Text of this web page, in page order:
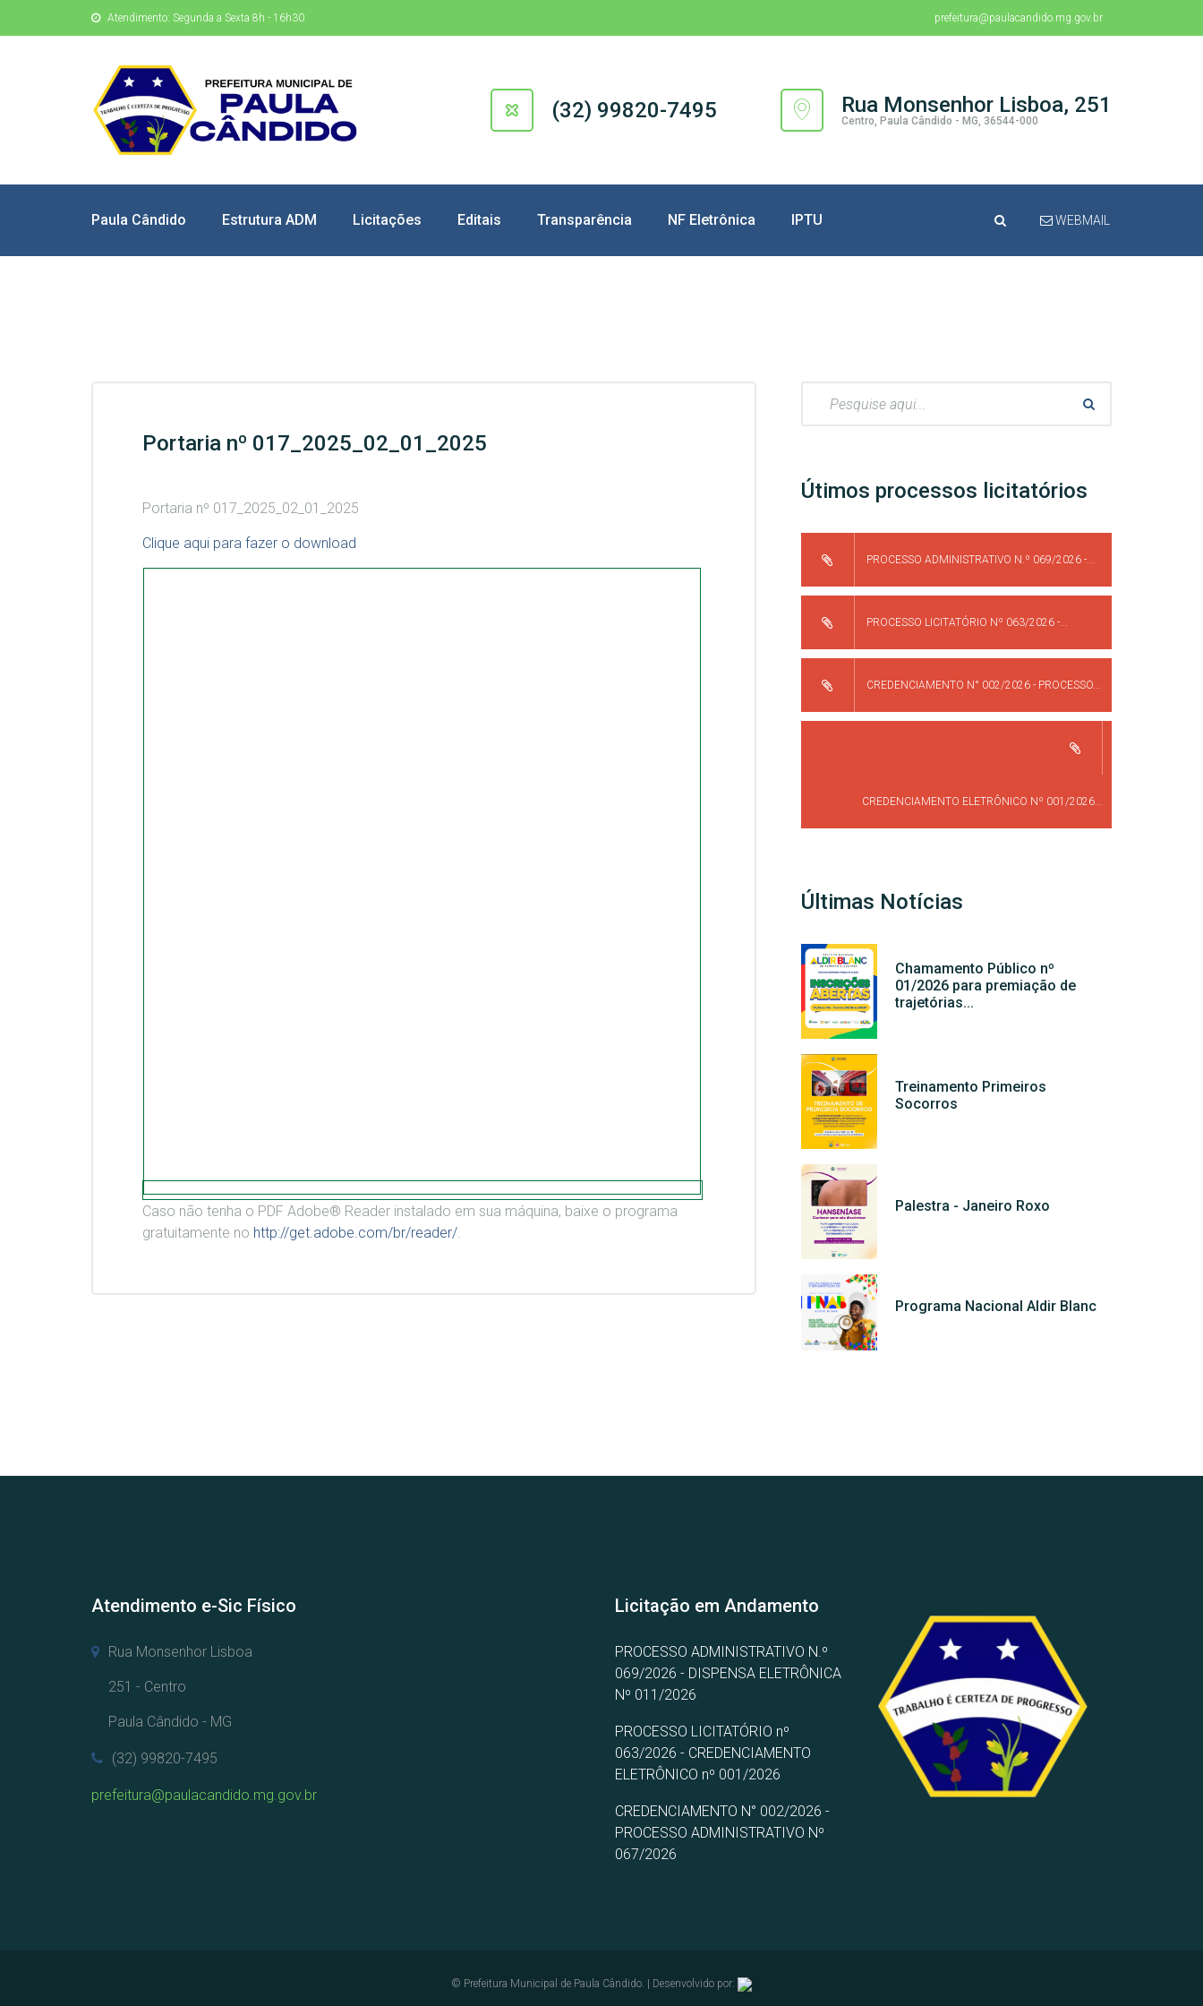
Atendimento: Segunda a Sexta 8h - 16h30 prefeitura@paulacandido.mg.gov.br
(32) 99820-7495 Rua Monsenhor Lisboa, 251
Centro, Paula Cândido - MG, 36544-000
Paula Cândido Estrutura ADM Licitações Editais Transparência NF Eletrônica IPTU WEBMAIL
Portaria nº 017_2025_02_01_2025
Portaria nº 017_2025_02_01_2025
Clique aqui para fazer o download
Caso não tenha o PDF Adobe® Reader instalado em sua máquina, baixe o programa
gratuitamente no http://get.adobe.com/br/reader/.
Útimos processos licitatórios
PROCESSO ADMINISTRATIVO N.º 069/2026 -...
PROCESSO LICITATÓRIO Nº 063/2026 -...
CREDENCIAMENTO N° 002/2026 - PROCESSO...
CREDENCIAMENTO ELETRÔNICO Nº 001/2026...
Últimas Notícias
Chamamento Público nº
01/2026 para premiação de
trajetórias...
Treinamento Primeiros
Socorros
Palestra - Janeiro Roxo
Programa Nacional Aldir Blanc
Atendimento e-Sic Físico
Rua Monsenhor Lisboa
251 - Centro
Paula Cândido - MG
(32) 99820-7495
prefeitura@paulacandido.mg.gov.br
Licitação em Andamento
PROCESSO ADMINISTRATIVO N.º
069/2026 - DISPENSA ELETRÔNICA
Nº 011/2026
PROCESSO LICITATÓRIO nº
063/2026 - CREDENCIAMENTO
ELETRÔNICO nº 001/2026
CREDENCIAMENTO N° 002/2026 -
PROCESSO ADMINISTRATIVO Nº
067/2026
© Prefeitura Municipal de Paula Cândido. | Desenvolvido por: